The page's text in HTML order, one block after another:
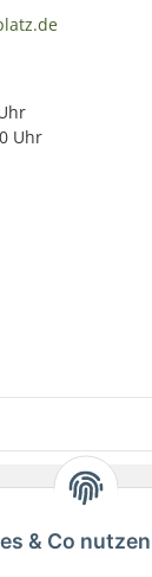
Uhr
Ihrer
& Co nutzen